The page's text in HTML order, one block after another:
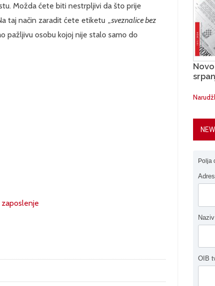
Možda ćete biti nestrpljivi da što prije
taj način zaradit ćete etiketu „sveznalice bez
pažljivu osobu kojoj nije stalo samo do
zaposlenje
Polja
OIB